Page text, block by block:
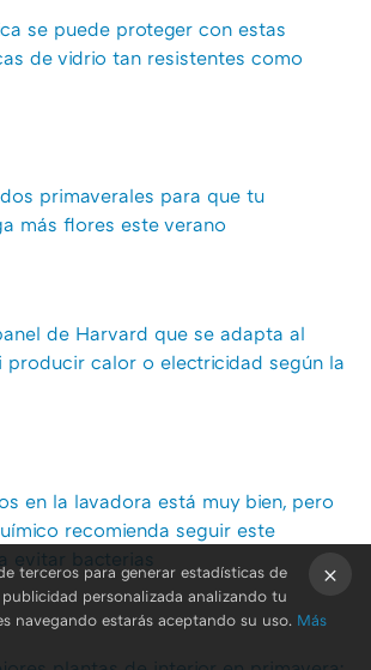
se puede proteger con estas
de vidrio tan resistentes como
primaverales para que tu
más flores este verano
de Harvard que se adapta al
producir calor o electricidad según la
en la lavadora está muy bien, pero
recomienda seguir este
evitar bacterias
terceros para generar estadísticas de
personalizada analizando tu
navegando estarás aceptando su uso. Más